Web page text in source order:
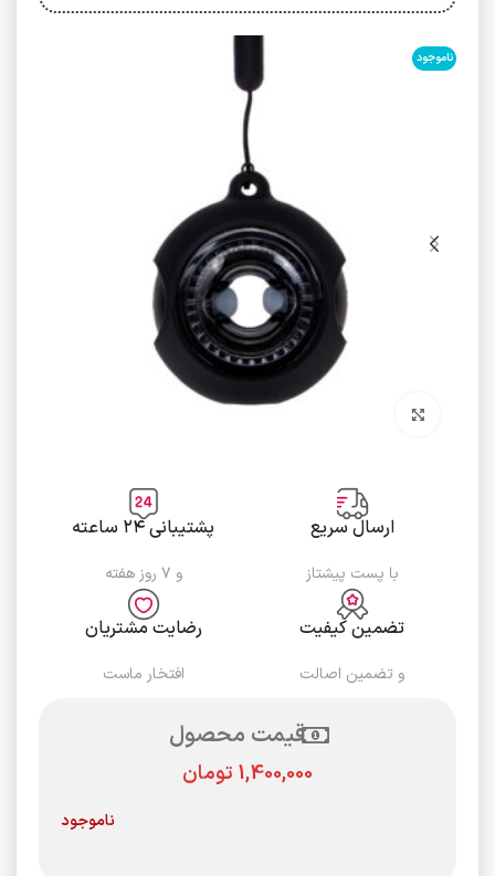
ناموجود
برای بزرگنمایی کلیک کنید
ارسال سریع
با پست پیشتاز
پشتیبانی ۲۴ ساعته
و ۷ روز هفته
تضمین کیفیت
و تضمین اصالت
رضایت مشتریان
افتخار ماست
قیمت محصول
تومان
ناموجود